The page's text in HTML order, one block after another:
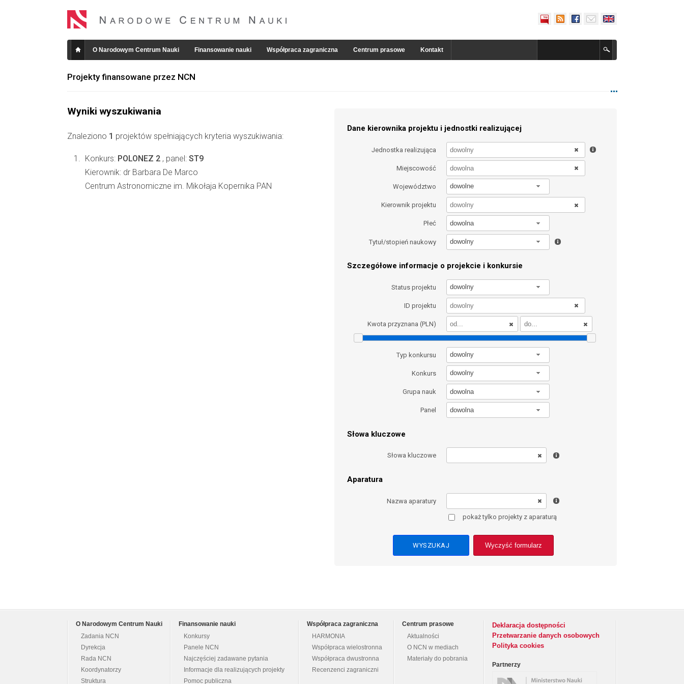
O Narodowym Centrum Nauki Finansowanie nauki Współpraca zagraniczna Centrum prasowe Kontakt
Projekty finansowane przez NCN
Wyniki wyszukiwania
Znaleziono 1 projektów spełniających kryteria wyszukiwania:
Dane kierownika projektu i jednostki realizującej
Jednostka realizująca
Miejscowość
Województwo dowolne
Kierownik projektu
Płeć dowolna
Tytuł/stopień naukowy dowolny
Szczegółowe informacje o projekcie i konkursie
Status projektu dowolny
ID projektu
Kwota przyznana (PLN)
Typ konkursu dowolny
Konkurs dowolny
Grupa nauk dowolna
Panel dowolna
Słowa kluczowe
Słowa kluczowe
Aparatura
Nazwa aparatury
pokaż tylko projekty z aparaturą
Wyczyść formularz
Konkurs: POLONEZ 2 , panel: ST9
Kierownik: dr Barbara De Marco
Centrum Astronomiczne im. Mikołaja Kopernika PAN
O Narodowym Centrum Nauki
Zadania NCN
Dyrekcja
Rada NCN
Koordynatorzy
Struktura
Finansowanie nauki
Konkursy
Panele NCN
Najczęściej zadawane pytania
Informacje dla realizujących projekty
Pomoc publiczna
Współpraca zagraniczna
HARMONIA
Współpraca wielostronna
Współpraca dwustronna
Recenzenci zagraniczni
Centrum prasowe
Aktualności
O NCN w mediach
Materiały do pobrania
Deklaracja dostępności
Przetwarzanie danych osobowych
Polityka cookies
Partnerzy